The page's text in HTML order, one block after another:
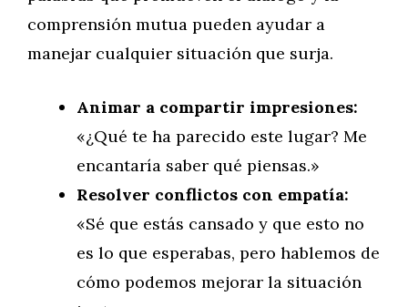
comprensión mutua pueden ayudar a
manejar cualquier situación que surja.
Animar a compartir impresiones:
«¿Qué te ha parecido este lugar? Me
encantaría saber qué piensas.»
Resolver conflictos con empatía:
«Sé que estás cansado y que esto no
es lo que esperabas, pero hablemos de
cómo podemos mejorar la situación